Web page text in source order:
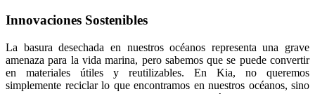
Innovaciones Sostenibles
La basura desechada en nuestros océanos representa una grave
amenaza para la vida marina, pero sabemos que se puede convertir
en materiales útiles y reutilizables. En Kia, no queremos
simplemente reciclar lo que encontramos en nuestros océanos, sino